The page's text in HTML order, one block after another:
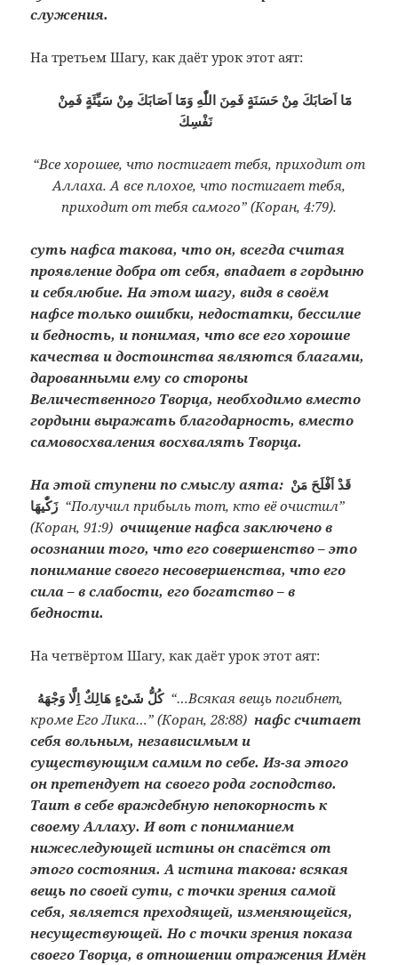
служения.
На третьем Шагу, как даёт урок этот аят:
مَٓا اَصَابَكَ مِنْ حَسَنَةٍ فَمِنَ اللّٰهِ وَمَٓا اَصَابَكَ مِنْ سَيِّئَةٍ فَمِنْ
نَفْسِكَ
“Все хорошее, что постигает тебя, приходит от
Аллаха. А все плохое, что постигает тебя,
приходит от тебя самого” (Коран, 4:79).
суть нафса такова, что он, всегда считая
проявление добра от себя, впадает в гордыню
и себялюбие. На этом шагу, видя в своём
нафсе только ошибки, недостатки, бессилие
и бедность, и понимая, что все его хорошие
качества и достоинства являются благами,
дарованными ему со стороны
Величественного Творца, необходимо вместо
гордыни выражать благодарность, вместо
самовосхваления восхвалять Творца.
На этой ступени по смыслу аята: قَدْ اَفْلَحَ مَنْ
زَكّٰيهَا “Получил прибыль тот, кто её очистил”
(Коран, 91:9) очищение нафса заключено в
осознании того, что его совершенство – это
понимание своего несовершенства, что его
сила – в слабости, его богатство – в
бедности.
На четвёртом Шагу, как даёт урок этот аят:
كُلُّ شَىْءٍ هَالِكٌ اِلَّا وَجْهَهُ “…Всякая вещь погибнет,
кроме Его Лика…” (Коран, 28:88) нафс считает
себя вольным, независимым и
существующим самим по себе. Из-за этого
он претендует на своего рода господство.
Таит в себе враждебную непокорность к
своему Аллаху. И вот с пониманием
нижеследующей истины он спасётся от
этого состояния. А истина такова: всякая
вещь по своей сути, с точки зрения самой
себя, является преходящей, изменяющейся,
несуществующей. Но с точки зрения показа
своего Творца, в отношении отражения Имён